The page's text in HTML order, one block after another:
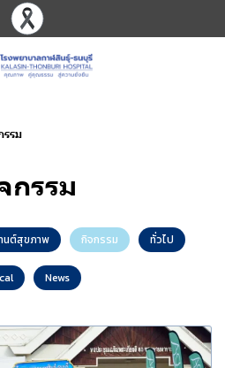
รรม
กรรม
นต์สุขภาพ กิจกรรม ทั่วไป
News